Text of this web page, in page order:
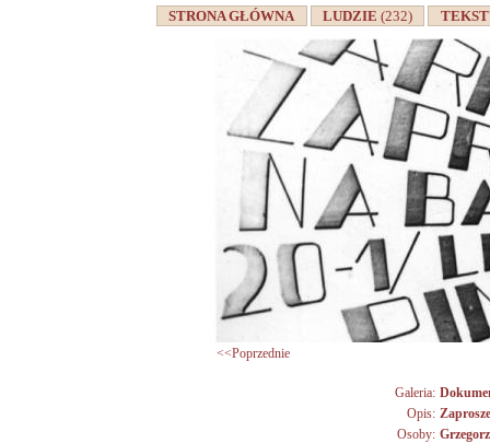
STRONA GŁÓWNA LUDZIE(232)
<<Poprzednie
Galeria:
Opis:
Osoby: